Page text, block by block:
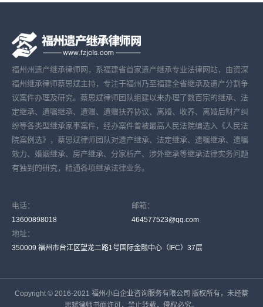
福州州遗产继承律师网，系福建省首家遗产继承专业法律网站，由资深
福州继承律师蔡思斌主持，专注于福州乃至福建全省继承及遗产分割争
议案件办理及研究。蔡思斌律师团队组建以来办理了数百宗的继承、法
定继承、遗嘱继承、遗赠、遗赠扶养协议、离婚、收养、离婚后财产纠
纷等各类型继承家事案件，经办案件曾被最高人民法院编选入《人民法
院案例选》，蔡思斌律师团队对遗产继承、法定继承、遗嘱继承、遗嘱
效力、婚姻继承、房产继承、分家析产、涉外继承等继承法律实务问题
有独到的研究，精通各项继承法律业务。
电话：
13600898018
邮箱：
464577523@qq.com
地址：
350009 福州市台江区望龙二路1号国际金融中心（IFC）37层
Copyright © 2016-2021 福州小白企业咨询服务有限公司 版权所有，未经蔡
思斌律师书面许可，禁止转载，侵权必究。